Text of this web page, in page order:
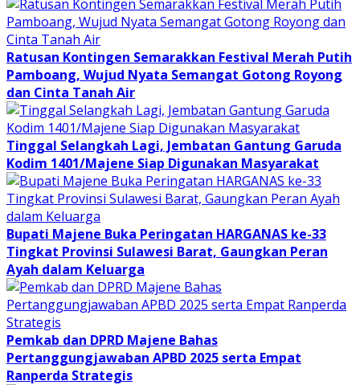
Ratusan Kontingen Semarakkan Festival Merah Putih
Pamboang, Wujud Nyata Semangat Gotong Royong
dan Cinta Tanah Air
Tinggal Selangkah Lagi, Jembatan Gantung Garuda
Kodim 1401/Majene Siap Digunakan Masyarakat
Bupati Majene Buka Peringatan HARGANAS ke-33
Tingkat Provinsi Sulawesi Barat, Gaungkan Peran
Ayah dalam Keluarga
Pemkab dan DPRD Majene Bahas
Pertanggungjawaban APBD 2025 serta Empat
Ranperda Strategis